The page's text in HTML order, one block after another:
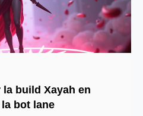
build Xayah en
bot lane